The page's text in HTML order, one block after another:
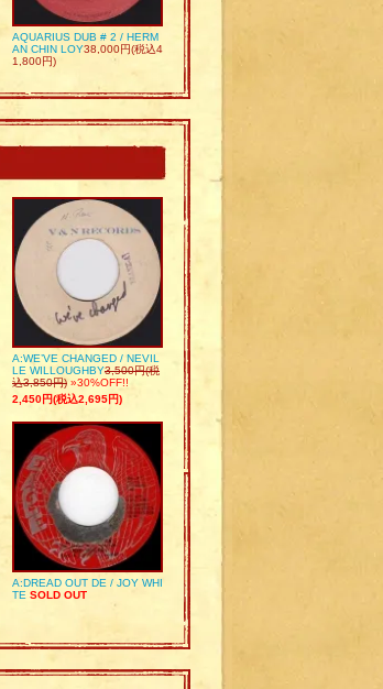
AQUARIUS DUB # 2 / HERM
AN CHIN LOY38,000円(税込4
1,800円)
A:WE’VE CHANGED / NEVIL
LE WILLOUGHBY3,500円(税
込3,850円) »30%OFF!!
2,450円(税込2,695円)
A:DREAD OUT DE / JOY WHI
TE SOLD OUT